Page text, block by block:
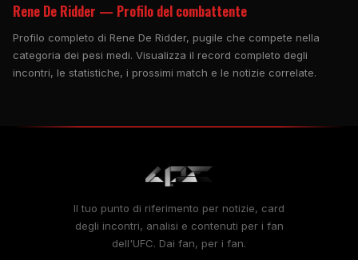
Rene De Ridder — Profilo del combattente
Profilo completo di Rene De Ridder, pugile che compete nella
categoria dei pesi medi. Visualizza il record completo degli
incontri, le statistiche, i prossimi match e le notizie correlate.
Il tuo punto di riferimento per notizie, card
degli incontri, analisi e contenuti per i fan
dell'UFC. Dai fan, per i fan.